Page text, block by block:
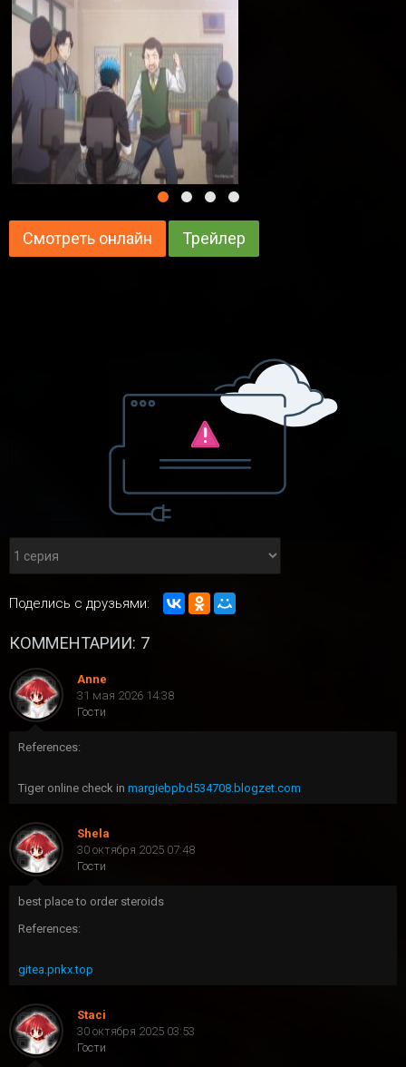
Смотреть онлайн Трейлер
Поделись с друзьями:
КОММЕНТАРИИ: 7
Anne
31 мая 2026 14:38
Гости
References:
Tiger online check in margiebpbd534708.blogzet.com
Shela
30 октября 2025 07:48
Гости
best place to order steroids
References:
gitea.pnkx.top
Staci
30 октября 2025 03:53
Гости